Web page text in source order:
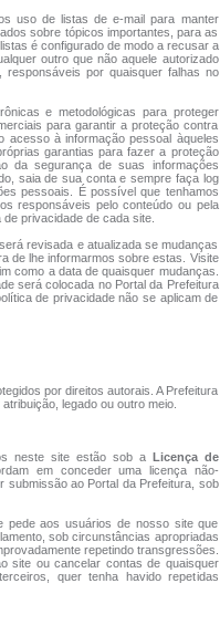
uso de listas de e-mail para manter
sobre tópicos importantes, para as
é configurado de modo a recusar a
outro que não aquele autorizado
por quaisquer falhas no
e metodológicas para proteger
para garantir a proteção contra
acesso à informação pessoal àqueles
garantias para fazer a proteção
da segurança de suas informações
saia de sua conta e sempre faça log
pessoais. É possível que tenhamos
responsáveis pelo conteúdo ou pela
privacidade de cada site.
revisada e atualizada se mudanças
de lhe informarmos sobre estas. Visite
como a data de quaisquer mudanças.
será colocada no Portal da Prefeitura
de privacidade não se aplicam de
por direitos autorais. A Prefeitura
legado ou outro meio.
neste site estão sob a Licença de
em conceder uma licença não-
submissão ao Portal da Prefeitura, sob
pede aos usuários de nosso site que
sob circunstâncias apropriadas
repetindo transgressões.
site ou cancelar contas de quaisquer
quer tenha havido repetidas